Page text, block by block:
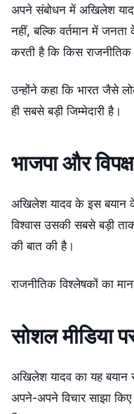
अपने संबोधन में अखिलेश
नहीं, बल्कि वर्तमान में
करती है कि किस
उन्होंने कहा कि भारत जैसे
ही सबसे बड़ी जिम्मेदारी है।
भाजपा और
अखिलेश यादव के इस बयान के
विश्वास उसकी सबसे बड़ी
की बात की है।
राजनीतिक विश्लेषकों का
सोशल मीडिया
अखिलेश यादव का यह बयान
अपने-अपने विचार साझा